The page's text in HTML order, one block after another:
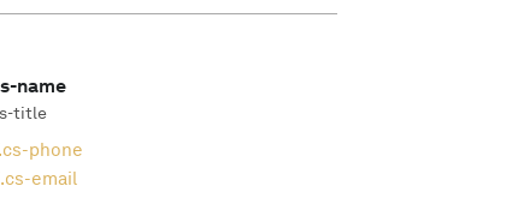
name
title
cs-phone
cs-email